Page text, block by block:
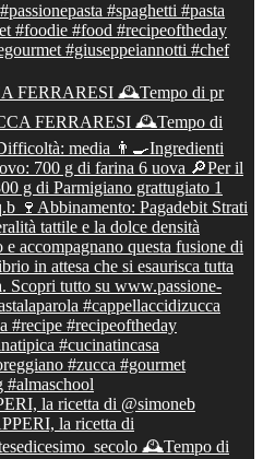
FERRARESI 🕰Tempo di pr
la ricetta di @simoneb